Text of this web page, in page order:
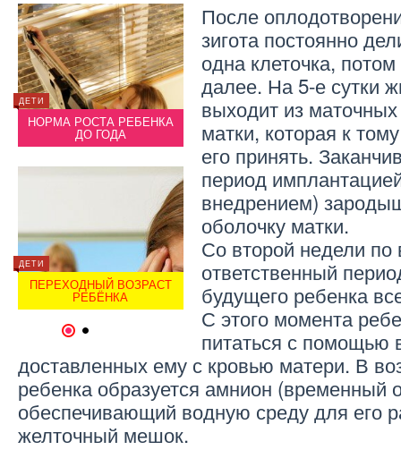
ДЕТИ
НОРМА РОСТА РЕБЕНКА
ДО ГОДА
ДЕТИ
ПЕРЕХОДНЫЙ ВОЗРАСТ
РЕБЁНКА
ЗДОРОВЬЕ
ЧТО ДЕЛАТЬ, ЕСЛИ БОЛИТ
ГОРЛО У РЕБЕНКА?
ДЕНЬ РЕБЁНКА В ДЕТСКОМ
САДУ
После
зигота постоянно
одна клеточка,
далее. На 5-е сутки
выходит из
матки, которая к
его принять.
период
внедрением)
оболочку матки.
Со второй недели
ответственный
будущего ребенка
С этого момента
питаться с помощью
доставленных ему с кровью матери. В
ребенка образуется амнион (временный
обеспечивающий водную среду для его
желточный мешок.